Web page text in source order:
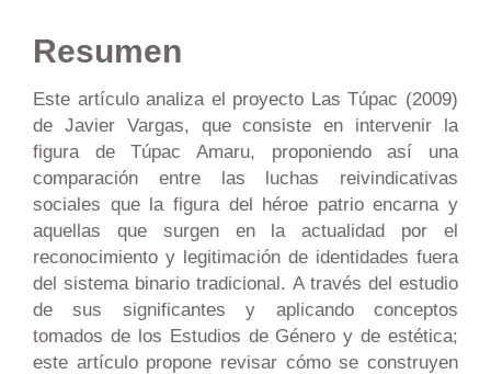
Resumen
Este artículo analiza el proyecto Las Túpac (2009)
de Javier Vargas, que consiste en intervenir la
figura de Túpac Amaru, proponiendo así una
comparación entre las luchas reivindicativas
sociales que la figura del héroe patrio encarna y
aquellas que surgen en la actualidad por el
reconocimiento y legitimación de identidades fuera
del sistema binario tradicional. A través del estudio
de sus significantes y aplicando conceptos
tomados de los Estudios de Género y de estética;
este artículo propone revisar cómo se construyen